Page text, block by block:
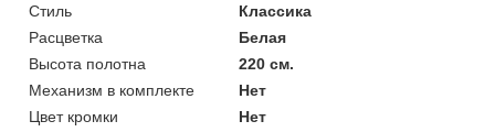
Стиль
Классика
Расцветка
Белая
Высота полотна
220 см.
Механизм в комплекте
Нет
Цвет кромки
Нет